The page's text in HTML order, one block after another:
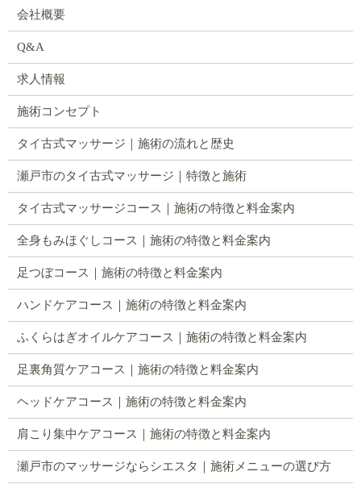
会社概要
Q&A
求人情報
施術コンセプト
タイ古式マッサージ｜施術の流れと歴史
瀬戸市のタイ古式マッサージ｜特徴と施術
タイ古式マッサージコース｜施術の特徴と料金案内
全身もみほぐしコース｜施術の特徴と料金案内
足つぼコース｜施術の特徴と料金案内
ハンドケアコース｜施術の特徴と料金案内
ふくらはぎオイルケアコース｜施術の特徴と料金案内
足裏角質ケアコース｜施術の特徴と料金案内
ヘッドケアコース｜施術の特徴と料金案内
肩こり集中ケアコース｜施術の特徴と料金案内
瀬戸市のマッサージならシエスタ｜施術メニューの選び方